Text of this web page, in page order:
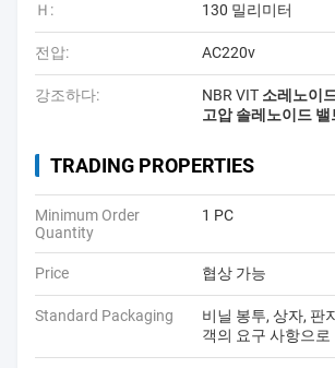
Ｈ: 130 밀리미터
전압: AC220v
강조하다: NBR VIT 소레노이
고압 솔레노이드 밸
TRADING PROPERTIES
Minimum Order
Quantity
1 PC
Price 협상 가능
Standard Packaging
비닐 봉투, 상자, 판
객의 요구 사항으로